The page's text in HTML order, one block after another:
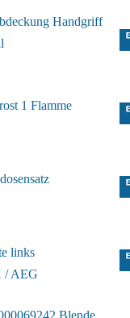
Handgriff
1 Flamme
links
/ AEG
Blende